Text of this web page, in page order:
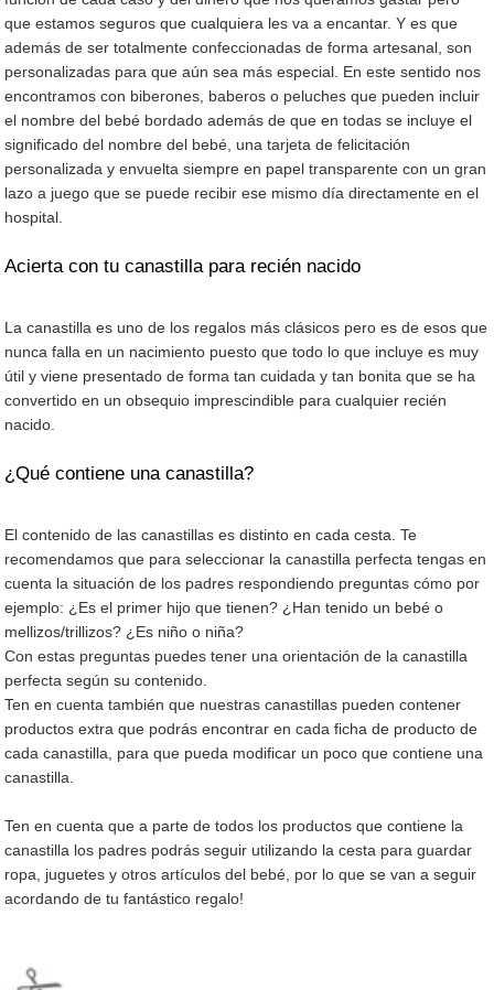
que estamos seguros que cualquiera les va a encantar. Y es que
además de ser totalmente confeccionadas de forma artesanal, son
personalizadas para que aún sea más especial. En este sentido nos
encontramos con biberones, baberos o peluches que pueden incluir
el nombre del bebé bordado además de que en todas se incluye el
significado del nombre del bebé, una tarjeta de felicitación
personalizada y envuelta siempre en papel transparente con un gran
lazo a juego que se puede recibir ese mismo día directamente en el
hospital.
Acierta con tu canastilla para recién nacido
La canastilla es uno de los regalos más clásicos pero es de esos que
nunca falla en un nacimiento puesto que todo lo que incluye es muy
útil y viene presentado de forma tan cuidada y tan bonita que se ha
convertido en un obsequio imprescindible para cualquier recién
nacido.
¿Qué contiene una canastilla?
El contenido de las canastillas es distinto en cada cesta. Te
recomendamos que para seleccionar la canastilla perfecta tengas en
cuenta la situación de los padres respondiendo preguntas cómo por
ejemplo: ¿Es el primer hijo que tienen? ¿Han tenido un bebé o
mellizos/trillizos? ¿Es niño o niña?
Con estas preguntas puedes tener una orientación de la canastilla
perfecta según su contenido.
Ten en cuenta también que nuestras canastillas pueden contener
productos extra que podrás encontrar en cada ficha de producto de
cada canastilla, para que pueda modificar un poco que contiene una
canastilla.
Ten en cuenta que a parte de todos los productos que contiene la
canastilla los padres podrás seguir utilizando la cesta para guardar
ropa, juguetes y otros artículos del bebé, por lo que se van a seguir
acordando de tu fantástico regalo!